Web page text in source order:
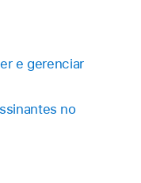
e gerenciar
no